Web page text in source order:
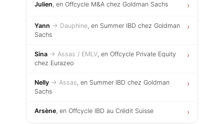
Julien, en Offcycle M&A chez Goldman Sachs ›
Yann → Dauphine, en Summer IBD chez Goldman
Sachs
›
Sina → Assas / EMLV, en Offcycle Private Equity
chez Eurazeo
›
Nelly → Assas, en Summer IBD chez Goldman
Sachs
›
Arsène, en Offcycle IBD au Crédit Suisse ›